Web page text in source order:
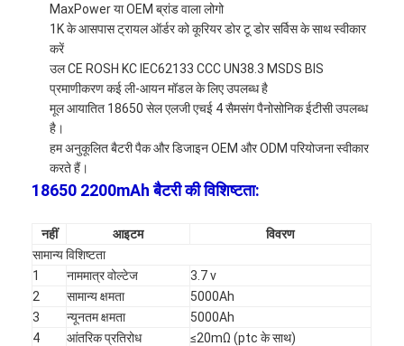
MaxPower या OEM ब्रांड वाला लोगो
1K के आसपास ट्रायल ऑर्डर को कूरियर डोर टू डोर सर्विस के साथ स्वीकार
करें
उल CE ROSH KC IEC62133 CCC UN38.3 MSDS BIS
प्रमाणीकरण कई ली-आयन मॉडल के लिए उपलब्ध है
मूल आयातित 18650 सेल एलजी एचई 4 सैमसंग पैनोसोनिक ईटीसी उपलब्ध
है।
हम अनुकूलित बैटरी पैक और डिजाइन OEM और ODM परियोजना स्वीकार
करते हैं।
18650 2200mAh बैटरी की विशिष्टता:
नहीं आइटम
विवरण
सामान्य विशिष्टता
1
नाममात्र वोल्टेज
3.7 v
2
सामान्य क्षमता
5000Ah
3
न्यूनतम क्षमता
5000Ah
4
आंतरिक प्रतिरोध
≤20mΩ (ptc के साथ)